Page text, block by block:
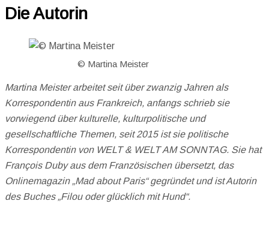
Die Autorin
© Martina Meister
Martina Meister arbeitet seit über zwanzig Jahren als
Korrespondentin aus Frankreich, anfangs schrieb sie
vorwiegend über kulturelle, kulturpolitische und
gesellschaftliche Themen, seit 2015 ist sie politische
Korrespondentin von WELT & WELT AM SONNTAG. Sie hat
François Duby aus dem Französischen übersetzt, das
Onlinemagazin „Mad about Paris“ gegründet und ist Autorin
des Buches „Filou oder glücklich mit Hund“.